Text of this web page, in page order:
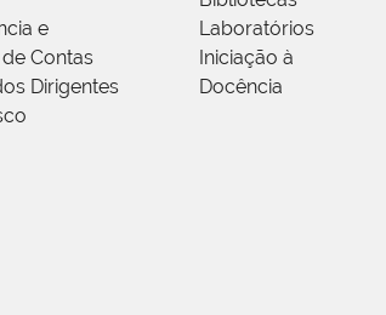
e
Contas
Dirigentes
Laboratórios
Iniciação à
Docência